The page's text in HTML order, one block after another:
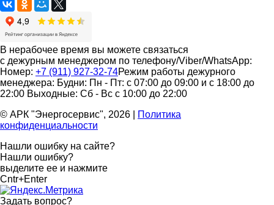
В нерабочее время вы можете связаться
с дежурным менеджером по телефону/Viber/WhatsApp:
Номер: +7 (911) 927-32-74Режим работы дежурного
менеджера: Будни: Пн - Пт: с 07:00 до 09:00 и с 18:00 до
22:00 Выходные: Сб - Вс с 10:00 до 22:00
© АРК "Энергосервис", 2026
Политика
конфиденциальности
Нашли ошибку на сайте?
Нашли ошибку?
выделите ее и нажмите
Cntr+Enter
Задать вопрос?